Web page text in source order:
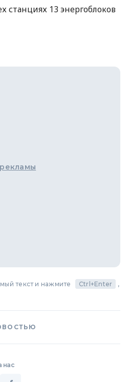
станциях 13 энергоблоков
текст и нажмите Ctrl+Enter
,
нас